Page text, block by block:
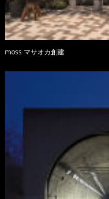
moss マサオカ創建